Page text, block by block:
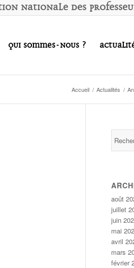
Nationale des P
Qui sommes-nous ?
Accueil / Actualités /
août
juillet
juin
mai
avril
mars
février